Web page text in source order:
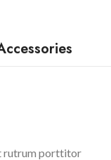
rutrum porttitor